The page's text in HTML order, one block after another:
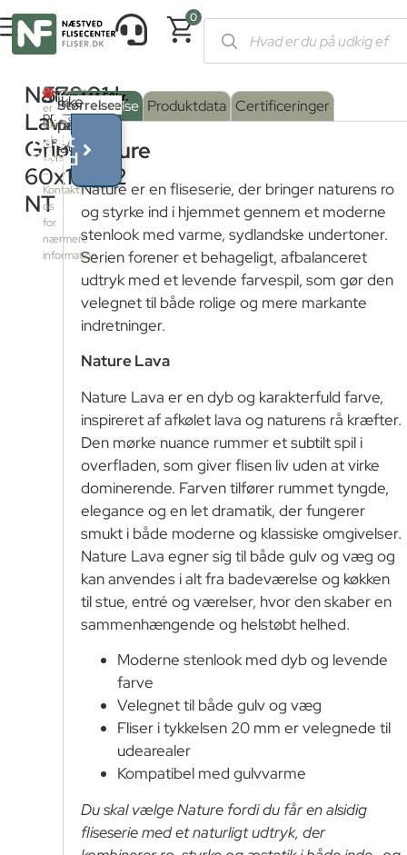
0
Forside/Shop /
Nature
Lava
Grip
60x120x2
NT
578,01kr.
pr.
M²
Produktet
er
ikke
på
lager
–
Kontakt
os
for
nærmere
information
Serie
farve
LAVA
Overflade:
Grip
Grip
Mat
Satin
Størrelse
Ikke
på
lager
Få et
tilbud
Beskrivelse Produktdata Certificeringer
Nature
Nature er en fliseserie, der bringer naturens ro
og styrke ind i hjemmet gennem et moderne
stenlook med varme, sydlandske undertoner.
Serien forener et behageligt, afbalanceret
udtryk med et levende farvespil, som gør den
velegnet til både rolige og mere markante
indretninger.
Nature Lava
Nature Lava er en dyb og karakterfuld farve,
inspireret af afkølet lava og naturens rå kræfter.
Den mørke nuance rummer et subtilt spil i
overfladen, som giver flisen liv uden at virke
dominerende. Farven tilfører rummet tyngde,
elegance og en let dramatik, der fungerer
smukt i både moderne og klassiske omgivelser.
Nature Lava egner sig til både gulv og væg og
kan anvendes i alt fra badeværelse og køkken
til stue, entré og værelser, hvor den skaber en
sammenhængende og helstøbt helhed.
Moderne stenlook med dyb og levende
farve
Velegnet til både gulv og væg
Fliser i tykkelsen 20 mm er velegnede til
udearealer
Kompatibel med gulvvarme
Du skal vælge Nature fordi du får en alsidig
fliseserie med et naturligt udtryk, der